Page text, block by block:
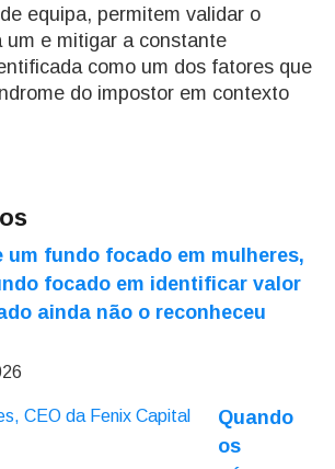
equipa, permitem validar o
um e mitigar a constante
como um dos fatores que
do impostor em contexto
um fundo focado em mulheres,
focado em identificar valor
ainda não o reconheceu
Quando
os